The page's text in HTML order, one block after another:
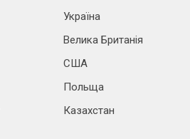
Україна
Велика Британія
США
Польща
Казахстан